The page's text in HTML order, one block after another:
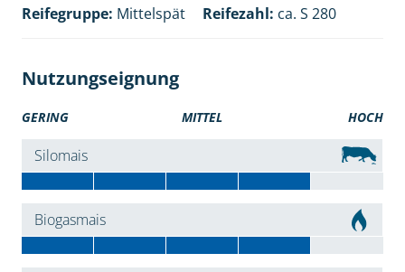
Reifegruppe: Mittelspät Reifezahl: ca. S 280
Nutzungseignung
GERING MITTEL HOCH
Silomais
Biogasmais